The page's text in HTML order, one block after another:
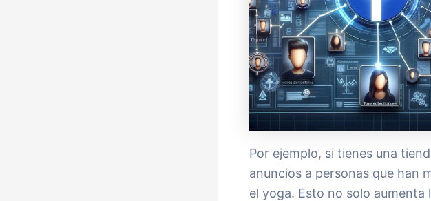
Por ejemplo, si tienes una
anuncios a personas que han
el yoga. Esto no solo